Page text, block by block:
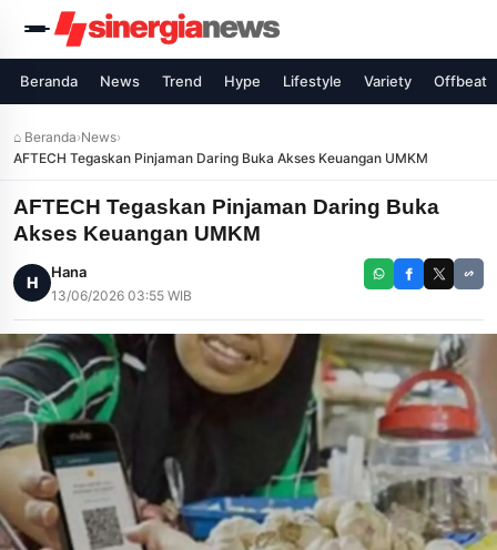
Beranda News Trend Hype Lifestyle Variety Offbeat
⌂ Beranda›News›
AFTECH Tegaskan Pinjaman Daring Buka Akses Keuangan UMKM
AFTECH Tegaskan Pinjaman Daring Buka
Akses Keuangan UMKM
H
Hana
13/06/2026 03:55 WIB